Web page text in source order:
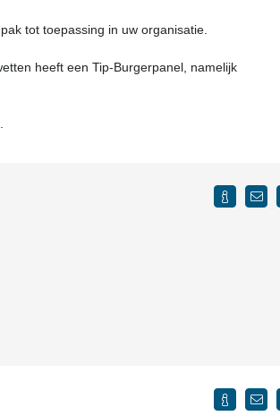
tot toepassing in uw organisatie.
heeft een Tip-Burgerpanel, namelijk